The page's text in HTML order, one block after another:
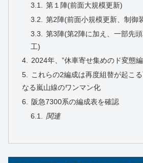
第１陣(前面大規模更新)
第2陣(前面小規模更新、制御
第3陣(第2陣に加え、一部先
工)
2024年、”休車寄せ集めのド変態編
これらの2編成は再度組替が起こ
なる嵐山線のワンマン化
阪急7300系の編成表を確認
関連